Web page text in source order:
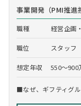
事業開発（PMI推進
職種 経営企画
職位 スタッフ
想定年収 550～900
■なぜ、ギフティグ